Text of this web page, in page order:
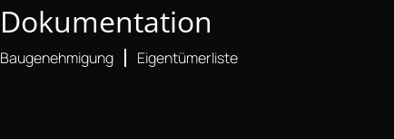
Dokumentation
Baugenehmigung Eigentümerliste